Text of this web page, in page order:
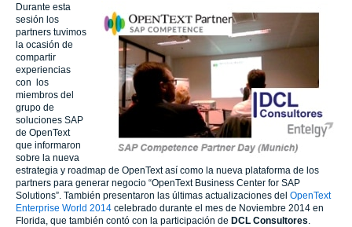
Durante esta
sesión los
partners tuvimos
la ocasión de
compartir
experiencias
con los
miembros del
grupo de
soluciones SAP
de OpenText
que informaron
sobre la nueva
estrategia y roadmap de OpenText así como la nueva plataforma de los
partners para generar negocio “OpenText Business Center for SAP
Solutions”. También presentaron las últimas actualizaciones del OpenText
Enterprise World 2014 celebrado durante el mes de Noviembre 2014 en
Florida, que también contó con la participación de DCL Consultores